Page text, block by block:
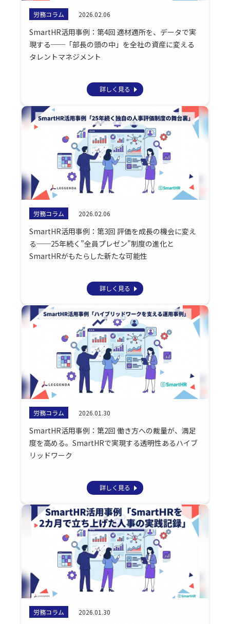
労務コラム 2026.02.06
SmartHR活用事例：第4回 適材適所を、データで実
現する──「部長の頭の中」を全社の資産に変える
タレントマネジメント
詳しく見る
労務コラム 2026.02.06
SmartHR活用事例：第3回 評価を成長の機会に変え
る──25年続く”全員プレゼン”制度の進化と
SmartHRがもたらした新たな可能性
詳しく見る
労務コラム 2026.01.30
SmartHR活用事例：第2回 働き方への裁量が、満足
度を高める。SmartHRで実現する透明性あるハイブ
リッドワーク
詳しく見る
労務コラム 2026.01.30